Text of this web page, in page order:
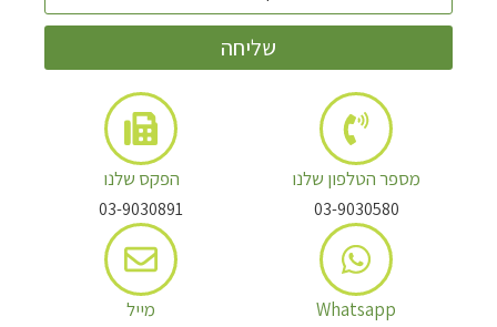
שליחה
מספר הטלפון שלנו
03-9030580
Whatsapp
הפקס שלנו
03-9030891
מייל